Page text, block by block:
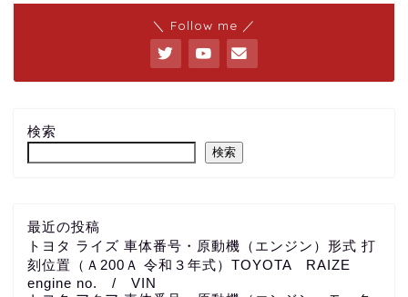
＼ Follow me ／
検索
検索
最近の投稿
トヨタ ライズ 車体番号・原動機（エンジン）形式 打
刻位置（Ａ200Ａ 令和３年式）TOYOTA RAIZE
engine no. / VIN